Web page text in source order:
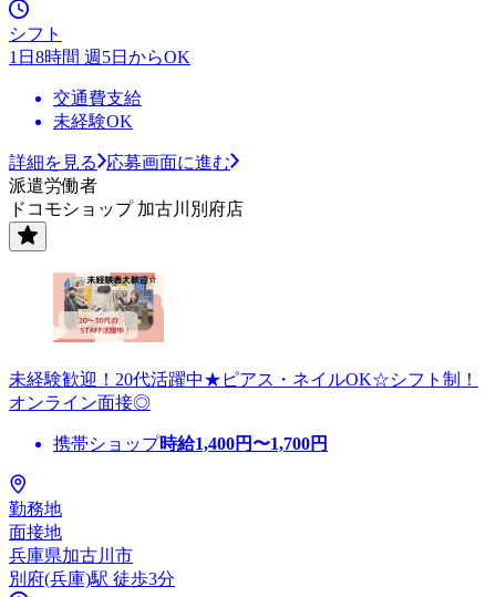
シフト
1日8時間 週5日からOK
交通費支給
未経験OK
詳細を見る
応募画面に進む
派遣労働者
ドコモショップ 加古川別府店
未経験歓迎！20代活躍中★ピアス・ネイルOK☆シフト制！
オンライン面接◎
携帯ショップ時給1,400円〜1,700円
勤務地
面接地
兵庫県加古川市
別府(兵庫)駅 徒歩3分